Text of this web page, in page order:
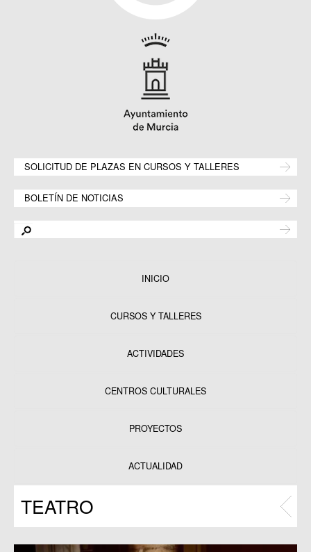
SOLICITUD DE PLAZAS EN CURSOS Y TALLERES
BOLETÍN DE NOTICIAS
INICIO
CURSOS Y TALLERES
ACTIVIDADES
CENTROS CULTURALES
PROYECTOS
Programas
ACTUALIDAD
TEATRO